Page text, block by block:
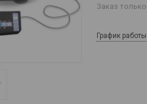
Заказ
График работы